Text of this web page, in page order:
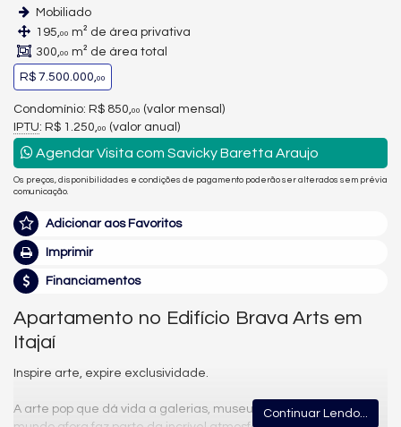
Mobiliado
195,00 m² de área privativa
300,00 m² de área total
R$ 7.500.000,00
Condomínio: R$ 850, 00 (valor mensal)
IPTU: R$ 1.250, 00 (valor anual)
Agendar Visita com Savicky Baretta Araujo
Os preços, disponibilidades e condições de pagamento poderão ser alterados sem prévia
comunicação.
Adicionar aos Favoritos
Imprimir
Financiamentos
Apartamento no Edifício Brava Arts em
Itajaí
Inspire arte, expire exclusividade.
A arte pop que dá vida a galerias, museus e pontos turísticos
Continuar Lendo...